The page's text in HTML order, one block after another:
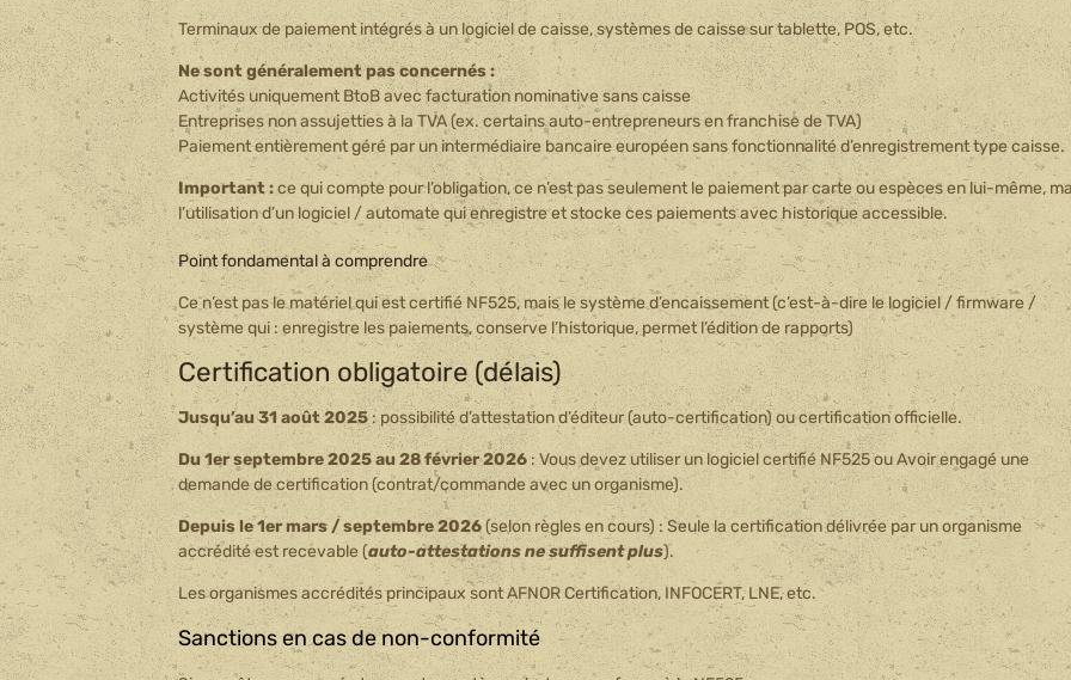
Terminaux de paiement intégrés à un logiciel de caisse, systèmes de caisse sur tablette, POS, etc.
Ne sont généralement pas concernés :
Activités uniquement BtoB avec facturation nominative sans caisse
Entreprises non assujetties à la TVA (ex. certains auto-entrepreneurs en franchise de TVA)
Paiement entièrement géré par un intermédiaire bancaire européen sans fonctionnalité d’enregistrement type caisse.
Important :ce qui compte pour l’obligation, ce n’est pas seulement le paiement par carte ou espèces en lui-même,
l’utilisation d’un logiciel / automate qui enregistre et stocke ces paiements avec historique accessible.
Point fondamental à comprendre
Ce n’est pas le matériel qui est certifié NF525, mais le système d’encaissement (c’est-à-dire le logiciel / firmware /
système qui : enregistre les paiements, conserve l’historique, permet l’édition de rapports)
Certification obligatoire (délais)
Jusqu’au 31 août 2025: possibilité d’attestation d’éditeur (auto-certification) ou certification officielle.
Du 1er septembre 2025 au 28 février 2026: Vous devez utiliser un logiciel certifié NF525 ou Avoir engagé une
demande de certification (contrat/commande avec un organisme).
Depuis le 1er mars / septembre 2026 (selon règles en cours) : Seule la certification délivrée par un organisme
accrédité est recevable (auto-attestations ne suffisent plus).
Les organismes accrédités principaux sont AFNOR Certification, INFOCERT, LNE, etc.
Sanctions en cas de non-conformité